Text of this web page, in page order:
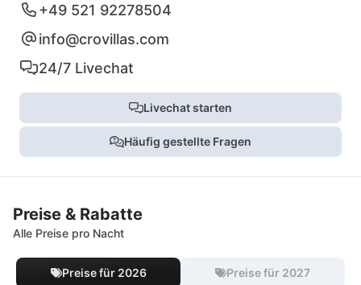
+49 521 92278504
info@crovillas.com
24/7 Livechat
Livechat starten
Häufig gestellte Fragen
Preise & Rabatte
Alle Preise pro Nacht
Preise für 2026 Preise für 2027